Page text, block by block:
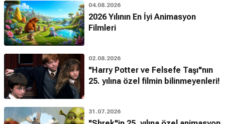
04.08.2026
2026 Yılının En İyi Animasyon
Filmleri
02.08.2026
"Harry Potter ve Felsefe Taşı"nın
25. yılına özel filmin bilinmeyenleri!
31.07.2026